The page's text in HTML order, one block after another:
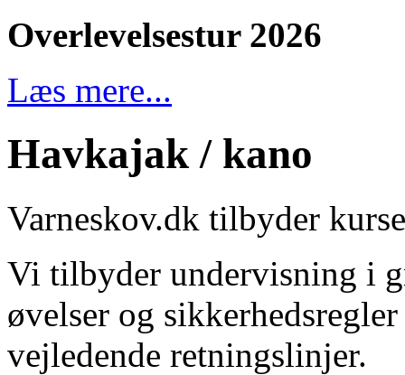
Overlevelsestur 2026
Læs mere...
Havkajak / kano
Varneskov.dk tilbyder
Vi tilbyder undervisning i
øvelser og
vejledende retningslinjer.